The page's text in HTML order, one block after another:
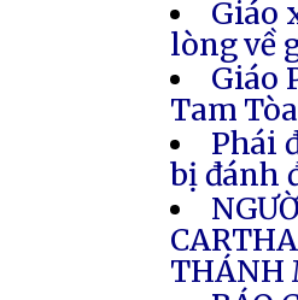
Giáo
lòng về
Giáo
Tam Tòa
Phái
bị đánh
THÁNH